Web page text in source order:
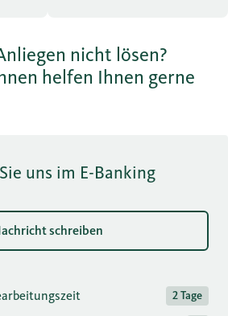
nicht lösen?
helfen Ihnen gerne
uns im E-Banking
schreiben
2 Tage